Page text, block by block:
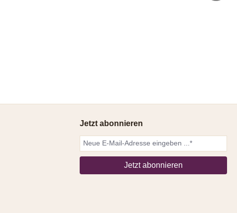
Jetzt abonnieren
Jetzt abonnieren